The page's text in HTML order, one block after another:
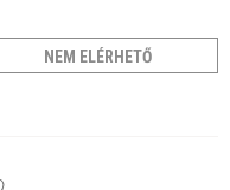
NEM ELÉRHETŐ